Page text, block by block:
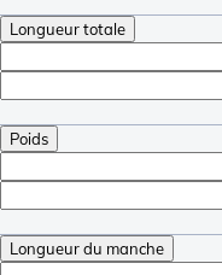
Longueur totale
Poids
Longueur du manche